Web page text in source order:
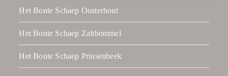
Het Bonte Schaep Oosterhout
Het Bonte Schaep Zaltbommel
Het Bonte Schaep Prinsenbeek